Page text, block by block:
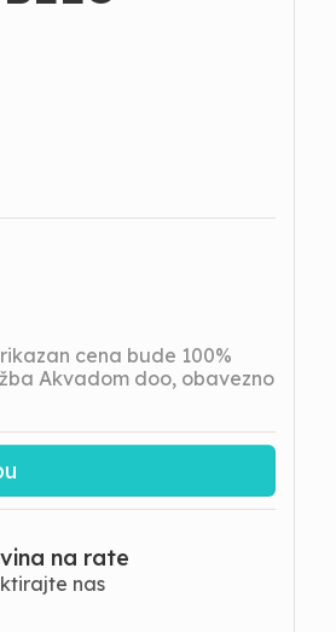
cena bude 100%
Akvadom doo, obavezno
na rate
nas